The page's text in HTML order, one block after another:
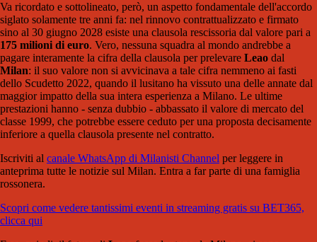
Va ricordato e sottolineato, però, un aspetto fondamentale dell'accordo
siglato solamente tre anni fa: nel rinnovo contrattualizzato e firmato
sino al 30 giugno 2028 esiste una clausola rescissoria dal valore pari a
175 milioni di euro. Vero, nessuna squadra al mondo andrebbe a
pagare interamente la cifra della clausola per prelevare Leao dal
Milan: il suo valore non si avvicinava a tale cifra nemmeno ai fasti
dello Scudetto 2022, quando il lusitano ha vissuto una delle annate dal
maggior impatto della sua intera esperienza a Milano. Le ultime
prestazioni hanno - senza dubbio - abbassato il valore di mercato del
classe 1999, che potrebbe essere ceduto per una proposta decisamente
inferiore a quella clausola presente nel contratto.
Iscriviti al canale WhatsApp di Milanisti Channel per leggere in
anteprima tutte le notizie sul Milan. Entra a far parte di una famiglia
rossonera.
Scopri come vedere tantissimi eventi in streaming gratis su BET365,
clicca qui